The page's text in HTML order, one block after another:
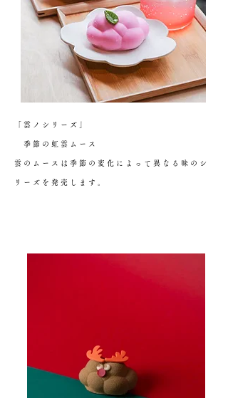
「雲ノシリーズ」
季節の虹雲ムース
雲のムースは季節の変化によって異なる味のシ
リーズを発売します。